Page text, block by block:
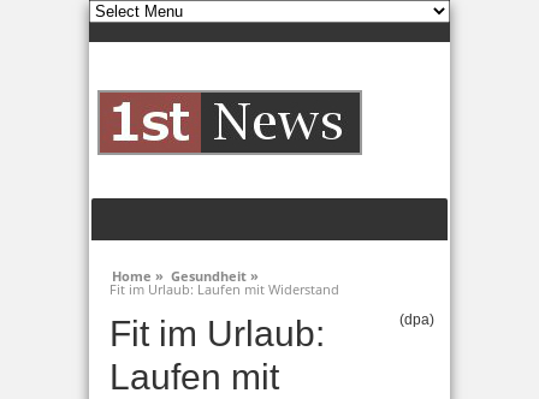
Home » Gesundheit »
Fit im Urlaub: Laufen mit Widerstand
Fit im Urlaub:
Laufen mit
(dpa)